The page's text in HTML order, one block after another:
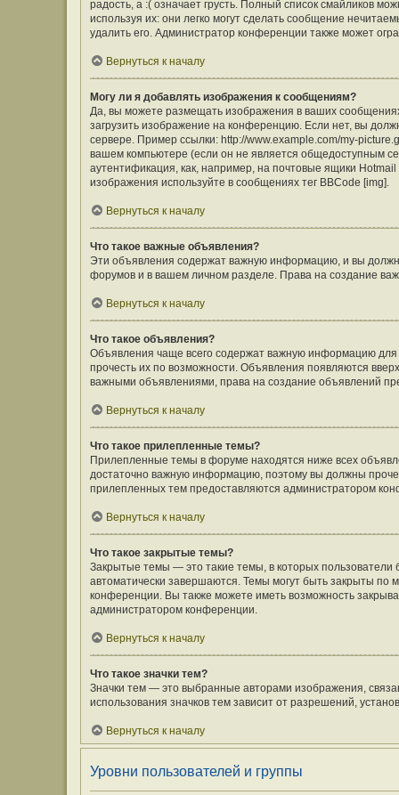
радость, а :( означает грусть. Полный список смайликов
используя их: они легко могут сделать сообщение
удалить его. Администратор конференции также может
Вернуться к началу
Могу ли я добавлять изображения к сообщениям?
Да, вы можете размещать изображения в ваших
загрузить изображение на конференцию. Если нет, вы
сервере. Пример ссылки: http://www.example.com/my-
вашем компьютере (если он не является общедоступным
аутентификация, как, например, на почтовые ящики
изображения используйте в сообщениях тег BBCode [img].
Вернуться к началу
Что такое важные объявления?
Эти объявления содержат важную информацию, и вы
форумов и в вашем личном разделе. Права на создание
Вернуться к началу
Что такое объявления?
Объявления чаще всего содержат важную информацию
прочесть их по возможности. Объявления появляются
важными объявлениями, права на создание объявлений
Вернуться к началу
Что такое прилепленные темы?
Прилепленные темы в форуме находятся ниже всех
достаточно важную информацию, поэтому вы должны
прилепленных тем предоставляются администратором
Вернуться к началу
Что такое закрытые темы?
Закрытые темы — это такие темы, в которых
автоматически завершаются. Темы могут быть закрыты
конференции. Вы также можете иметь возможность
администратором конференции.
Вернуться к началу
Что такое значки тем?
Значки тем — это выбранные авторами изображения,
использования значков тем зависит от разрешений,
Вернуться к началу
Уровни пользователей и группы